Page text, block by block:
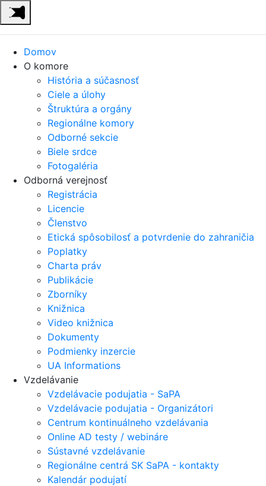
Domov
O komore
História a súčasnosť
Ciele a úlohy
Štruktúra a orgány
Regionálne komory
Odborné sekcie
Biele srdce
Fotogaléria
Odborná verejnosť
Registrácia
Licencie
Členstvo
Etická spôsobilosť a potvrdenie do zahraničia
Poplatky
Charta práv
Publikácie
Zborníky
Knižnica
Video knižnica
Dokumenty
Podmienky inzercie
UA Informations
Vzdelávanie
Vzdelávacie podujatia - SaPA
Vzdelávacie podujatia - Organizátori
Centrum kontinuálneho vzdelávania
Online AD testy / webináre
Sústavné vzdelávanie
Regionálne centrá SK SaPA - kontakty
Kalendár podujatí